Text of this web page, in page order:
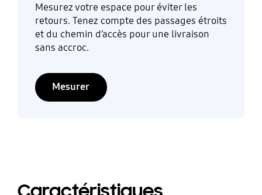
Mesurez votre espace pour éviter les
retours. Tenez compte des passages étroits
et du chemin d’accès pour une livraison
sans accroc.
Mesurer